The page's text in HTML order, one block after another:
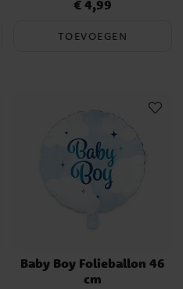
Prijs :€ 4,99
€ 4,99
TOEVOEGEN
Baby Boy Folieballon 46
cm